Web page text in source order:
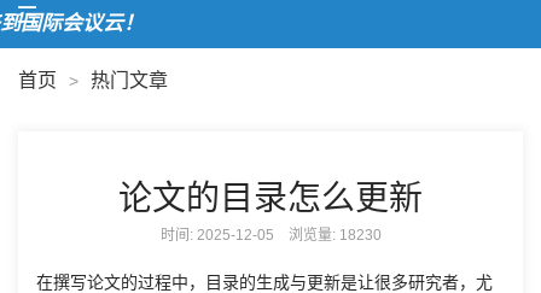
际会议云！
首页 > 热门文章
论文的目录怎么更新
时间: 2025-12-05 浏览量: 18230
在撰写论文的过程中，目录的生成与更新是让很多研究者，尤